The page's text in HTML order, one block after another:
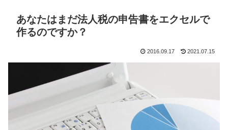
あなたはまだ法人税の申告書をエクセルで
作るのですか？
2016.09.17 2021.07.15